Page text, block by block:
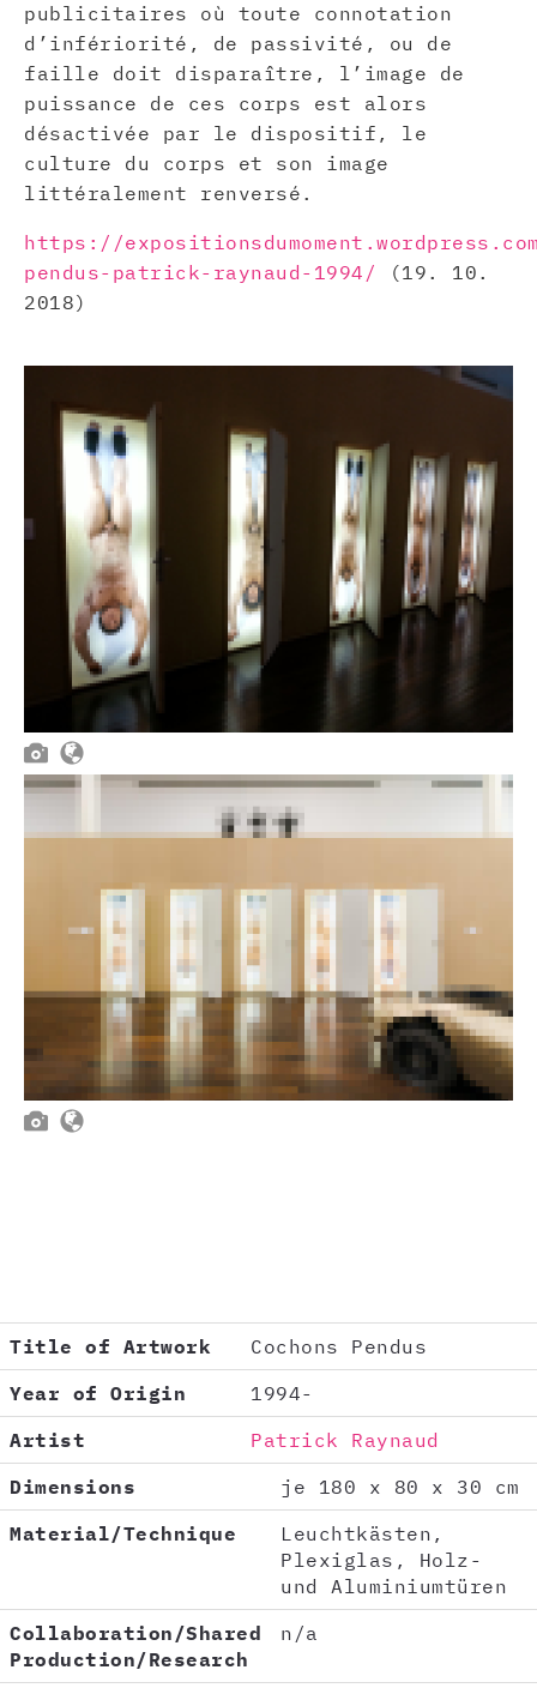
publicitaires où toute connotation
d’infériorité, de passivité, ou de
faille doit disparaître, l’image de
puissance de ces corps est alors
désactivée par le dispositif, le
culture du corps et son image
littéralement renversé.
https://
pendus-patrick-raynaud-1994/ (19. 10.
2018)
 
 
Title of Artwork
Cochons Pendus
Year of Origin
1994-
Artist
Patrick Raynaud
Dimensions
je 180 x 80 x 30 cm
Material/Technique
Leuchtkästen,
Plexiglas, Holz-
und Aluminiumtüren
Collaboration/Shared
Production/Research
n/a